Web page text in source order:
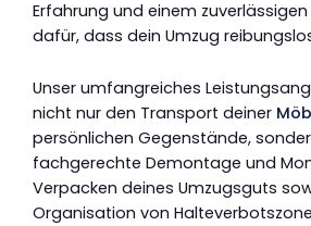
Erfahrung und einem
dafür, dass dein Umzug
Unser umfangreiches
nicht nur den Transport deiner
persönlichen Gegenstände,
fachgerechte Demontage und
Verpacken deines Umzugsguts
Organisation von